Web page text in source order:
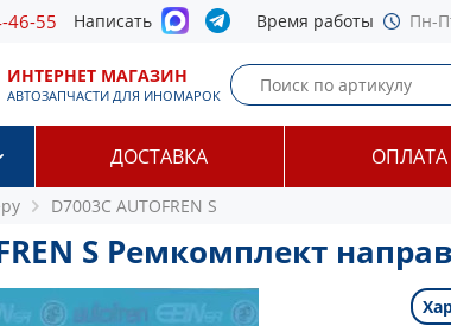
46-55 Написать Время работы Пн-
ИНТЕРНЕТ МАГАЗИН
АВТОЗАПЧАСТИ ДЛЯ ИНОМАРОК
ДОСТАВКА ОПЛАТА
D7003C AUTOFREN S
S Ремкомплект